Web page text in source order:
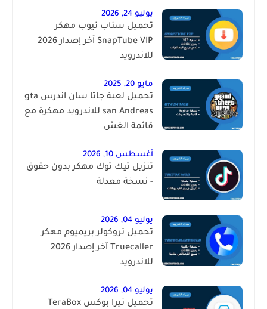
يوليو 24, 2026
تحميل سناب تيوب مهكر
SnapTube VIP آخر إصدار 2026
للاندرويد
مايو 20, 2025
تحميل لعبة جاتا سان اندرس gta
san Andreas للاندرويد مهكرة مع
قائمة الغش
أغسطس 10, 2026
تنزيل تيك توك مهكر بدون حقوق
- نسخة معدلة
يوليو 04, 2026
تحميل تروكولر بريميوم مهكر
Truecaller آخر إصدار 2026
للاندرويد
يوليو 04, 2026
تحميل تيرا بوكس TeraBox